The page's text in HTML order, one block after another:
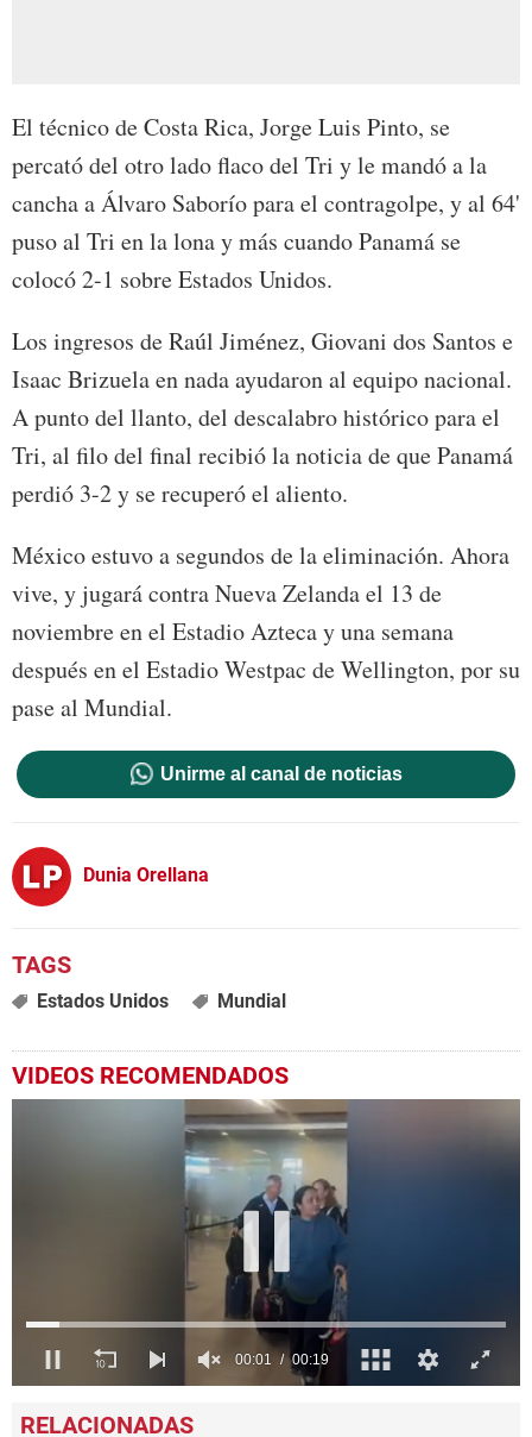
El técnico de Costa Rica, Jorge Luis Pinto, se
percató del otro lado flaco del Tri y le mandó a la
cancha a Álvaro Saborío para el contragolpe, y al 64'
puso al Tri en la lona y más cuando Panamá se
colocó 2-1 sobre Estados Unidos.
Los ingresos de Raúl Jiménez, Giovani dos Santos e
Isaac Brizuela en nada ayudaron al equipo nacional.
A punto del llanto, del descalabro histórico para el
Tri, al filo del final recibió la noticia de que Panamá
perdió 3-2 y se recuperó el aliento.
México estuvo a segundos de la eliminación. Ahora
vive, y jugará contra Nueva Zelanda el 13 de
noviembre en el Estadio Azteca y una semana
después en el Estadio Westpac de Wellington, por su
pase al Mundial.
Unirme al canal de noticias
Dunia Orellana
Estados Unidos Mundial
VIDEOS RECOMENDADOS
seconds
of